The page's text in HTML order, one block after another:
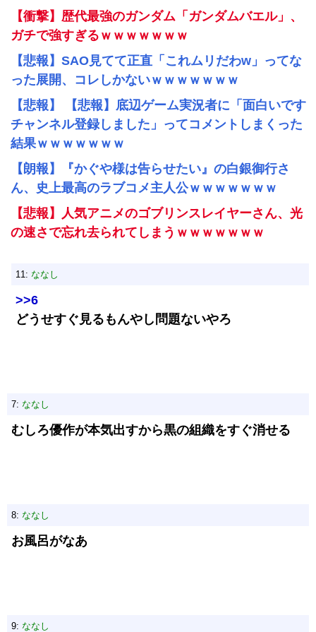
【衝撃】歴代最強のガンダム「ガンダムバエル」、
ガチで強すぎるｗｗｗｗｗｗｗ
【悲報】SAO見てて正直「これムリだわw」ってな
った展開、コレしかないｗｗｗｗｗｗｗ
【悲報】 【悲報】底辺ゲーム実況者に「面白いです
チャンネル登録しました」ってコメントしまくった
結果ｗｗｗｗｗｗｗ
【朗報】『かぐや様は告らせたい』の白銀御行さ
ん、史上最高のラブコメ主人公ｗｗｗｗｗｗｗ
【悲報】人気アニメのゴブリンスレイヤーさん、光
の速さで忘れ去られてしまうｗｗｗｗｗｗｗ
11: ななし
>>6
どうせすぐ見るもんやし問題ないやろ
7: ななし
むしろ優作が本気出すから黒の組織をすぐ消せる
8: ななし
お風呂がなあ
9: ななし